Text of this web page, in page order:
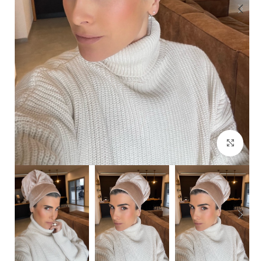
Click to enlarge